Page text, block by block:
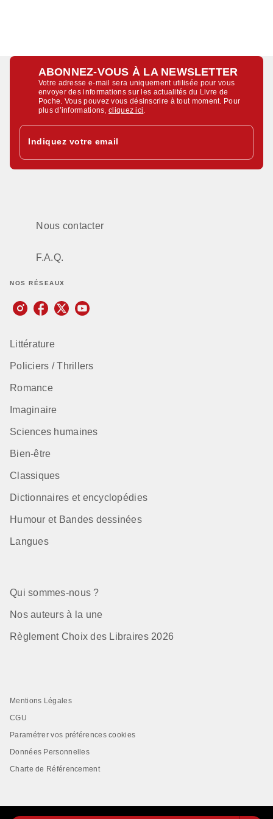
ABONNEZ-VOUS À LA NEWSLETTER
Votre adresse e-mail sera uniquement utilisée pour vous
envoyer des informations sur les actualités du Livre de
Poche. Vous pouvez vous désinscrire à tout moment. Pour
plus d’informations,cliquez ici
Indiquez votre email
Nous contacter
F.A.Q.
NOS RÉSEAUX
Littérature
Policiers / Thrillers
Romance
Imaginaire
Sciences humaines
Bien-être
Classiques
Dictionnaires et encyclopédies
Humour et Bandes dessinées
Langues
Qui sommes-nous ?
Nos auteurs à la une
Règlement Choix des Libraires 2026
Mentions Légales
CGU
Paramétrer vos préférences cookies
Données Personnelles
Charte de Référencement